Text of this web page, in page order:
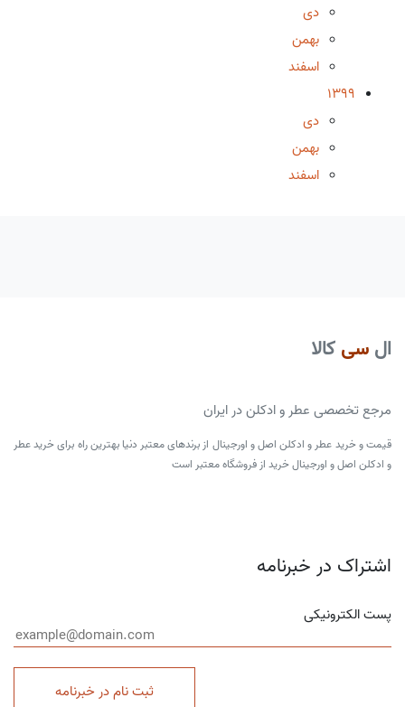
دی
بهمن
اسفند
1399
دی
بهمن
اسفند
ال سی کالا
مرجع تخصصی عطر و ادکلن در ایران
قیمت و خرید عطر و ادکلن اصل و اورجینال از برندهای معتبر دنیا بهترین راه برای خرید عطر
و ادکلن اصل و اورجینال خرید از فروشگاه معتبر است
اشتراک در خبرنامه
پست الکترونیکی
ثبت نام در خبرنامه